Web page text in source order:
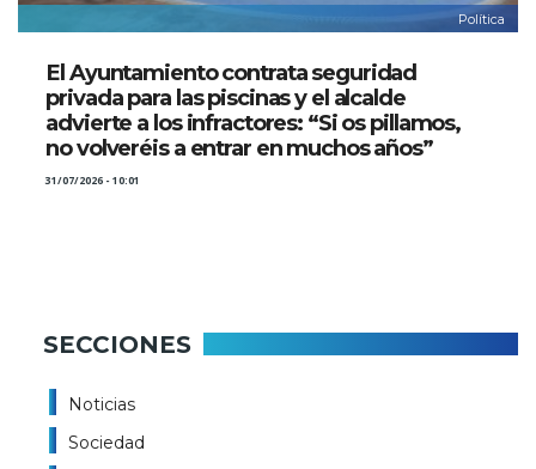
Política
El Ayuntamiento contrata seguridad
privada para las piscinas y el alcalde
advierte a los infractores: “Si os pillamos,
no volveréis a entrar en muchos años”
31/07/2026 - 10:01
SECCIONES
Noticias
Sociedad